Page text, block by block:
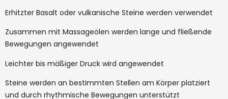
Erhitzter Basalt oder vulkanische Steine werden verwendet
Zusammen mit Massageölen werden lange und fließende
Bewegungen angewendet
Leichter bis mäßiger Druck wird angewendet
Steine werden an bestimmten Stellen am Körper platziert
und durch rhythmische Bewegungen unterstützt